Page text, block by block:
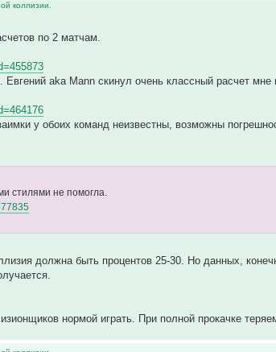
коллизии.
по 2 матчам.
aka Mann скинул очень классный расчет мне
у обоих команд неизвестны, возможны
стилями не помогла.
должна быть процентов 25-30. Но данных,
нормой играть. При полной прокачке